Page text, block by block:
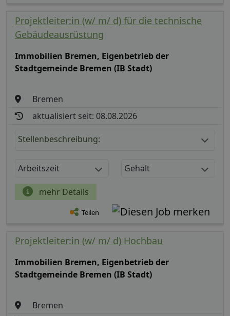
Projektleiter:in (w/ m/ d) für die technische
Gebäudeausrüstung
Immobilien Bremen, Eigenbetrieb der
Stadtgemeinde Bremen (IB Stadt)
Bremen
aktualisiert seit: 08.08.2026
Stellenbeschreibung:
Arbeitszeit Gehalt
mehr Details
Teilen
Projektleiter:in (w/ m/ d) Hochbau
Immobilien Bremen, Eigenbetrieb der
Stadtgemeinde Bremen (IB Stadt)
Bremen